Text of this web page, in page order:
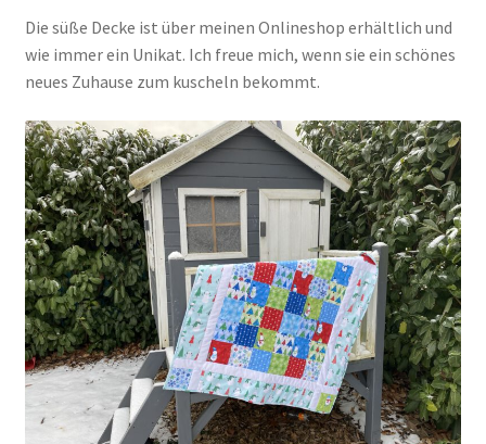
Die süße Decke ist über meinen Onlineshop erhältlich und
wie immer ein Unikat. Ich freue mich, wenn sie ein schönes
neues Zuhause zum kuscheln bekommt.